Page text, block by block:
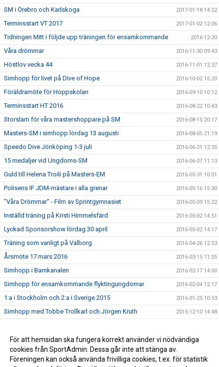
SM i Örebro och Karlskoga 2017-01-18 14:52
Terminsstart VT 2017 2017-01-02 12:06
Tidningen Mitt i följde upp träningen för ensamkommande 2016-12-20
Våra drömmar 2016-11-30 09:43
Höstlov vecka 44 2016-11-01 12:37
Simhopp för livet på Dive of Hope 2016-10-02 15:20
Föräldramöte för Hoppskolan 2016-09-10 10:12
Terminsstart HT 2016 2016-08-22 10:43
Storslam för våra mastershoppare på SM 2016-08-15 20:17
Masters-SM i simhopp lördag 13 augusti 2016-08-05 21:19
Speedo Dive Jönköping 1-3 juli 2016-06-21 12:35
15 medaljer vid Ungdoms-SM 2016-06-07 11:13
Guld till Helena Troili på Masters-EM 2016-05-31 10:01
Polisens IF JDM-mästare i alla grenar 2016-05-16 15:30
"Våra Drömmar" - Film av Sprintgymnasiet 2016-05-09 15:22
Inställd träning på Kristi Himmelsfärd 2016-05-02 14:51
Lyckad Sponsorshow lördag 30 april 2016-05-02 14:17
Träning som vanligt på Valborg 2016-04-26 12:53
Årsmöte 17 mars 2016 2016-03-15 11:05
Simhopp i Barnkanalen 2016-02-17 14:00
Simhopp för ensamkommande flyktingungdomar 2016-02-04 12:17
1:a i Stockholm och 2:a i Sverige 2015 2016-01-25 10:53
Simhopp med Tobbe Trollkarl och Jörgen Kruth 2015-12-10 14:48
Dive of Hope drog in 70000 kr! 2015-10-05 13:04
2014-05-21 16:32
För att hemsidan ska fungera korrekt använder vi nödvändiga
cookies från SportAdmin. Dessa går inte att stänga av.
Föreningen kan också använda frivilliga cookies, t.ex. för statistik